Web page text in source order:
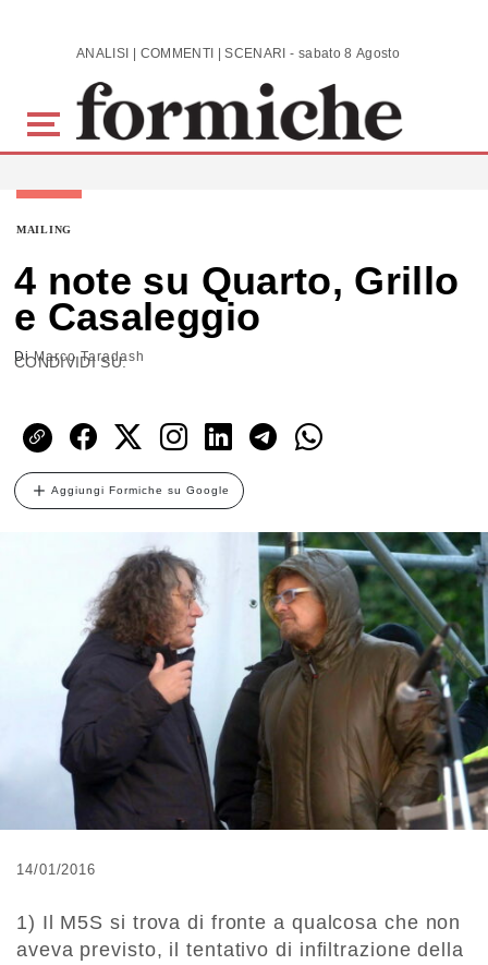
Skip to main content ANALISI | COMMENTI | SCENARI - sabato 8 Agosto 2026
MAILING
4 note su Quarto, Grillo
e Casaleggio
DiMarco Taradash
CONDIVIDI SU:
Aggiungi Formiche su Google
14/01/2016
1) Il M5S si trova di fronte a qualcosa che non
aveva previsto, il tentativo di infiltrazione della